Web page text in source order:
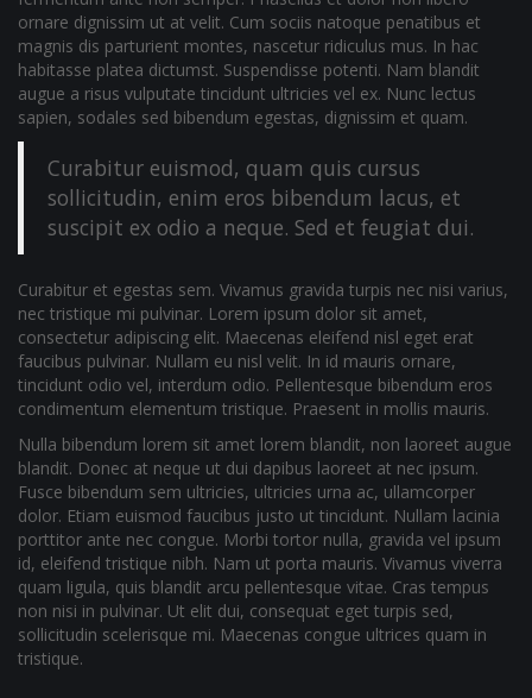
ornare dignissim ut at velit. Cum sociis natoque penatibus et
magnis dis parturient montes, nascetur ridiculus mus. In hac
habitasse platea dictumst. Suspendisse potenti. Nam blandit
augue a risus vulputate tincidunt ultricies vel ex. Nunc lectus
sapien, sodales sed bibendum egestas, dignissim et quam.
Curabitur euismod, quam quis cursus
sollicitudin, enim eros bibendum lacus, et
suscipit ex odio a neque. Sed et feugiat dui.
Curabitur et egestas sem. Vivamus gravida turpis nec nisi varius,
nec tristique mi pulvinar. Lorem ipsum dolor sit amet,
consectetur adipiscing elit. Maecenas eleifend nisl eget erat
faucibus pulvinar. Nullam eu nisl velit. In id mauris ornare,
tincidunt odio vel, interdum odio. Pellentesque bibendum eros
condimentum elementum tristique. Praesent in mollis mauris.
Nulla bibendum lorem sit amet lorem blandit, non laoreet augue
blandit. Donec at neque ut dui dapibus laoreet at nec ipsum.
Fusce bibendum sem ultricies, ultricies urna ac, ullamcorper
dolor. Etiam euismod faucibus justo ut tincidunt. Nullam lacinia
porttitor ante nec congue. Morbi tortor nulla, gravida vel ipsum
id, eleifend tristique nibh. Nam ut porta mauris. Vivamus viverra
quam ligula, quis blandit arcu pellentesque vitae. Cras tempus
non nisi in pulvinar. Ut elit dui, consequat eget turpis sed,
sollicitudin scelerisque mi. Maecenas congue ultrices quam in
tristique.